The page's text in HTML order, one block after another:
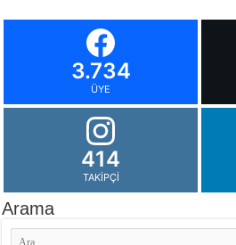
3.734
ÜYE
414
TAKIPÇI
Arama